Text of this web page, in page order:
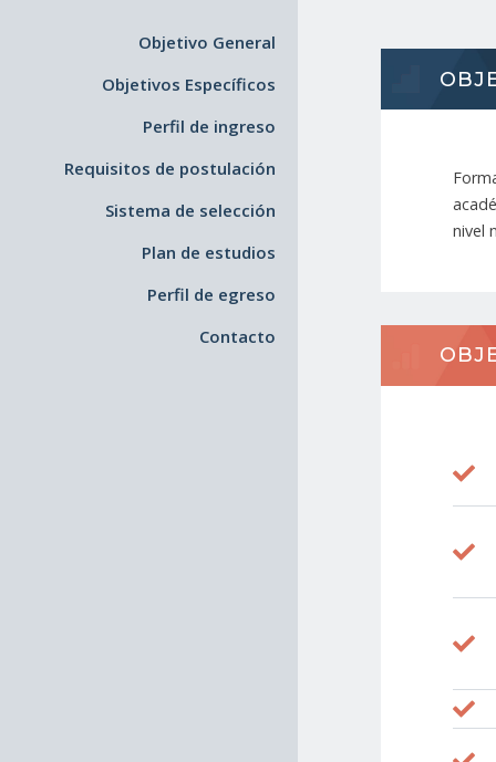
Objetivo General
Objetivos Específicos
Perfil de ingreso
Requisitos de postulación
Sistema de selección
Plan de estudios
Perfil de egreso
Contacto
nivel